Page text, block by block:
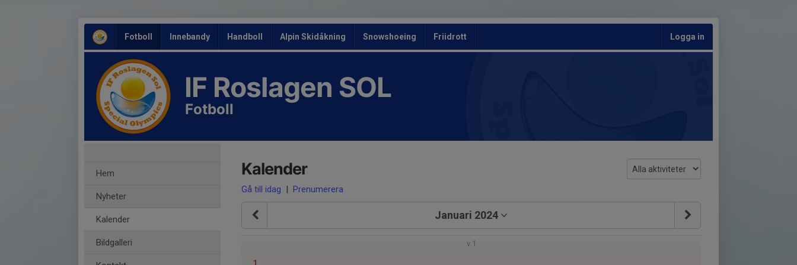
Fotboll Innebandy Handboll Alpin Skidåkning Snowshoeing Friidrott Logga in
IF Roslagen SOL
Fotboll
Hem
Nyheter
Kalender
Bildgalleri
Kalender
Gå till idag | Prenumerera
Januari 2024
v.1